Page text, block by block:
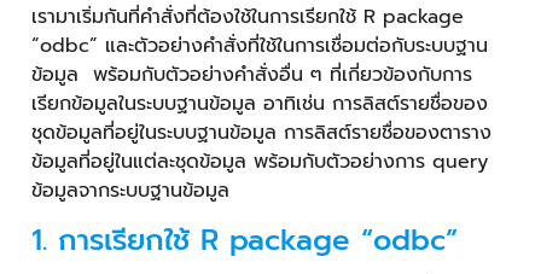
เรามาเริ่มกันที่คำสั่งที่ต้องใช้ในการเรียกใช้ R package
“odbc” และตัวอย่างคำสั่งที่ใช้ในการเชื่อมต่อกับระบบฐาน
ข้อมูล พร้อมกับตัวอย่างคำสั่งอื่น ๆ ที่เกี่ยวข้องกับการ
เรียกข้อมูลในระบบฐานข้อมูล อาทิเช่น การลิสต์รายชื่อของ
ชุดข้อมูลที่อยู่ในระบบฐานข้อมูล การลิสต์รายชื่อของตาราง
ข้อมูลที่อยู่ในแต่ละชุดข้อมูล พร้อมกับตัวอย่างการ query
ข้อมูลจากระบบฐานข้อมูล
1. การเรียกใช้ R package “odbc”